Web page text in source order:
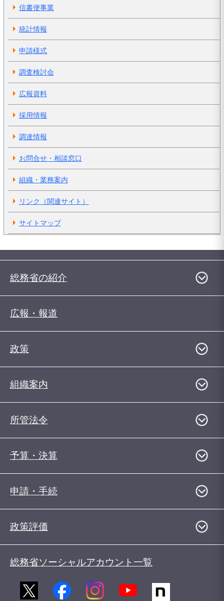
信書便事業
統計情報
申請様式
調査検討会
広報資料
採用情報
調達情報
お問合せ・相談窓口
組織・業務案内
リンク（関連サイト）
サイトマップ
総務省の紹介
広報・報道
政策
組織案内
所管法令
予算・決算
申請・手続
政策評価
総務省ソーシャルアカウント一覧